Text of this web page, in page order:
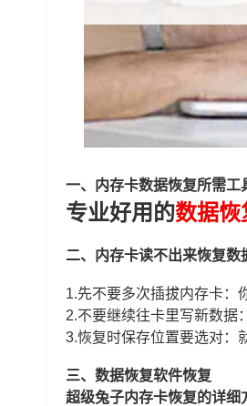
一、内存卡数据恢复所需工
专业好用的数据恢
二、内存卡读不出来恢复数
1.先不要多次插拔内存卡：
2.不要继续往卡里写新数据
3.恢复时保存位置要选对：
三、数据恢复软件恢复
超级兔子内存卡恢复的详细